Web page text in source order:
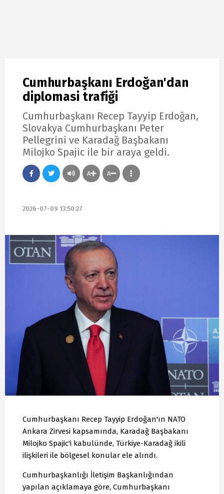
Cumhurbaşkanı Erdoğan'dan
diplomasi trafiği
Cumhurbaşkanı Recep Tayyip Erdoğan,
Slovakya Cumhurbaşkanı Peter
Pellegrini ve Karadağ Başbakanı
Milojko Spajic ile bir araya geldi.
A A
2026-07-09 13:50:27
Cumhurbaşkanı Recep Tayyip Erdoğan'ın NATO
Ankara Zirvesi kapsamında, Karadağ Başbakanı
Milojko Spajic'i kabulünde, Türkiye-Karadağ ikili
ilişkileri ile bölgesel konular ele alındı.
Cumhurbaşkanlığı İletişim Başkanlığından
yapılan açıklamaya göre, Cumhurbaşkanı